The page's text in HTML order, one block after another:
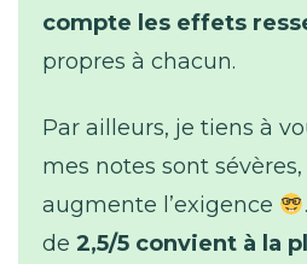
compte les effets
propres à chacun.
Par ailleurs, je tiens à
mes notes sont sévères,
augmente l’exigence
de 2,5/5 convient à la